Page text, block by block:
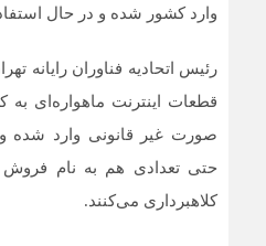
وارد کشور شده و در حال
رئیس اتحادیه فناوران رایانه
قطعات اینترنت ماهواره‌ای
صورت غیر قانونی وارد شده
حتی تعدادی هم به نام فروش
کلاهبرداری می‌کنند.